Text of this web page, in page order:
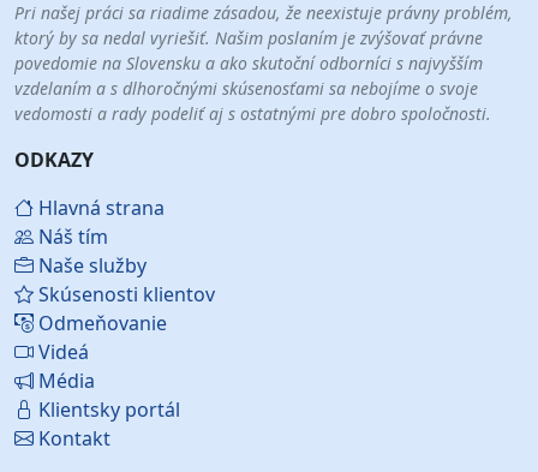
Pri našej práci sa riadime zásadou, že neexistuje právny problém,
ktorý by sa nedal vyriešiť. Našim poslaním je zvýšovať právne
povedomie na Slovensku a ako skutoční odborníci s najvyšším
vzdelaním a s dlhoročnými skúsenosťami sa nebojíme o svoje
vedomosti a rady podeliť aj s ostatnými pre dobro spoločnosti.
ODKAZY
Hlavná strana
Náš tím
Naše služby
Skúsenosti klientov
Odmeňovanie
Videá
Média
Klientsky portál
Kontakt